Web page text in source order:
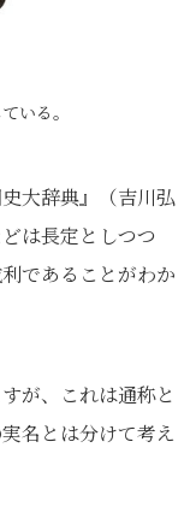
いる。
大辞典』（吉川弘
は長定としつつ
であることがわか
が、これは通称と
名とは分けて考え